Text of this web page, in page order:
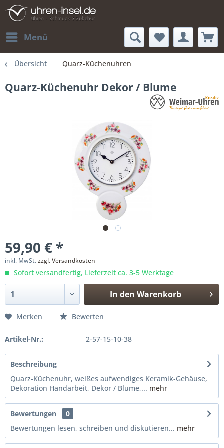
Menü
Übersicht Quarz-Küchenuhren
Quarz-Küchenuhr Dekor / Blume
59,90 € *
inkl. MwSt.zzgl. Versandkosten
Sofort versandfertig, Lieferzeit ca. 3-5 Werktage
In den Warenkorb
Merken Bewerten
Artikel-Nr.: 2-57-15-10-38
Beschreibung
Quarz-Küchenuhr, weißes aufwendiges Keramik-Gehäuse,
Dekoration Handarbeit, Dekor / Blume,... mehr
Bewertungen
0
Bewertungen lesen, schreiben und diskutieren... mehr